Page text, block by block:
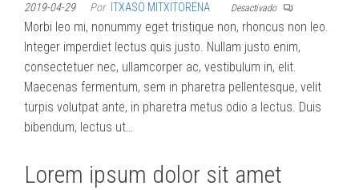
2019-04-29 Por ITXASO MITXITORENA Desactivado
Morbi leo mi, nonummy eget tristique non, rhoncus non leo.
Integer imperdiet lectus quis justo. Nullam justo enim,
consectetuer nec, ullamcorper ac, vestibulum in, elit.
Maecenas fermentum, sem in pharetra pellentesque, velit
turpis volutpat ante, in pharetra metus odio a lectus. Duis
bibendum, lectus ut…
Lorem ipsum dolor sit amet